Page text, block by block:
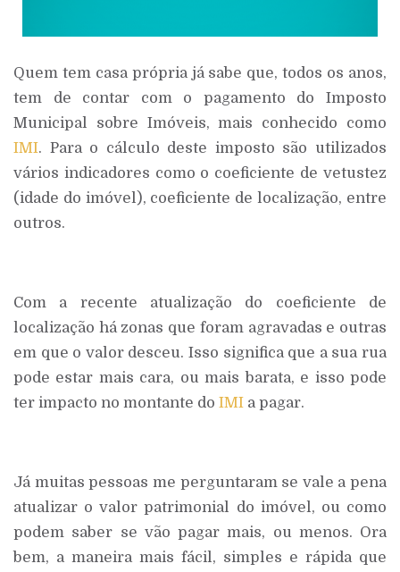
Quem tem casa própria já sabe que, todos os anos,
tem de contar com o pagamento do Imposto
Municipal sobre Imóveis, mais conhecido como
IMI. Para o cálculo deste imposto são utilizados
vários indicadores como o coeficiente de vetustez
(idade do imóvel), coeficiente de localização, entre
outros.
Com a recente atualização do coeficiente de
localização há zonas que foram agravadas e outras
em que o valor desceu. Isso significa que a sua rua
pode estar mais cara, ou mais barata, e isso pode
ter impacto no montante do IMI a pagar.
Já muitas pessoas me perguntaram se vale a pena
atualizar o valor patrimonial do imóvel, ou como
podem saber se vão pagar mais, ou menos. Ora
bem, a maneira mais fácil, simples e rápida que